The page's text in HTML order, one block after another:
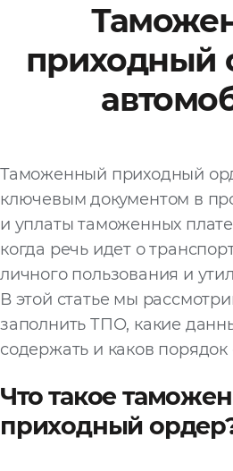
приходный
Таможенный приходный
ключевым документом в
и уплаты таможенных
когда речь идет о
личного пользования и
В этой статье мы
заполнить ТПО, какие
содержать и каков
Что такое
приходный
Файл
политикой
и наобработку моих
персональных
данных